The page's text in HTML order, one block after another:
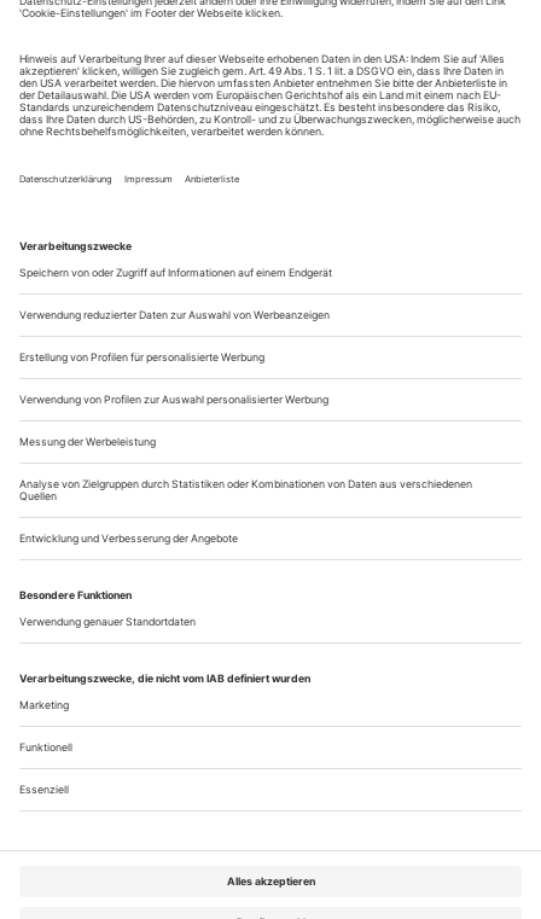
Vielleicht hat die Erlanger Schauspielerin Miriam Wagner «eine
Batterie zu viel abbekommen», aber das macht gar nichts: Ein Porträt
Es sei durchaus die etwas altmodische Galanterie, die es in
dem und um den ganzen Betrieb trotz allem immer noch
Theater für sie so anziehend mache. Und wie aufs Stichwort
stellt die Kellnerin in der kleinen spanischen Kneipe in der
Erlanger Altstadt ein...
Vampir ohne Zähne
Peter Zadek inszeniert Strindbergs «Totentanz» im Wiener
Akademietheater
Der Mann ist ein Vampir und ein Seelendieb. Sagt zumindest
seine Frau, und die muss es ja wissen. Die Rede ist von
Hauptmann Edgar, der Hauptfigur aus Strindbergs
«Totentanz», die Beschreibung passt aber auch auf Peter
Zadek, der das Stück jetzt in Wien inszeniert hat. In seinem
Fall ist die Metapher allerdings als Kompliment zu verstehen:
Der Beruf des Regisseurs...
Über uns Kontakt Kritikerumfrage Newsletter